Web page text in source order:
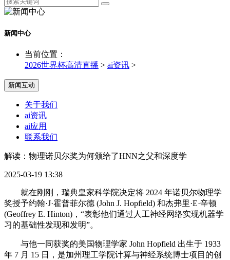
新闻中心
当前位置：
2026世界杯高清直播 > ai资讯 >
新闻互动
关于我们
ai资讯
ai应用
联系我们
解读：物理诺贝尔奖为何颁给了HNN之父和深度学
2025-03-19 13:38
就在刚刚，瑞典皇家科学院决定将 2024 年诺贝尔物理学
奖授予约翰·J·霍普菲尔德 (John J. Hopfield) 和杰弗里·E·辛顿
(Geoffrey E. Hinton)，“表彰他们通过人工神经网络实现机器学
习的基础性发现和发明”。
与他一同获奖的美国物理学家 John Hopfield 出生于 1933
年 7 月 15 日，是加州理工学院计算与神经系统博士项目的创